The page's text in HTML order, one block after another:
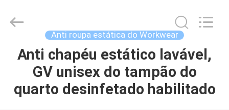
CASA
PRODUTOS
Clean
Technology
Reserved.
Anti roupa estática do Workwear
Anti chapéu estático lavável,
GV unisex do tampão do
quarto desinfetado habilitado